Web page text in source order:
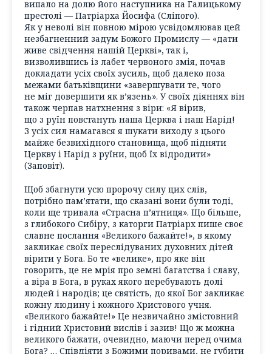
випало на долю його наступника на Галицькому
престолі — Патріарха Йосифа (Сліпого).
Як у неволі він повною мірою усвідомлював цей
незбагненний задум Божого Промислу — «дати
живе свідчення нашій Церкві», так і,
визволившись із лабет червоного змія, почав
докладати усіх своїх зусиль, щоб далеко поза
межами батьківщини «завершувати те, чого
не міг довершити як в’язень». У своїх діяннях він
також черпав натхнення з віри: «Я вірив,
що з руїн повстануть наша Церква і наш Нарід!
З усіх сил намагався я шукати виходу з цього
майже безвихідного становища, щоб підняти
Церкву і Нарід з руїни, щоб їх відродити»
(Заповіт).
Щоб збагнути усю пророчу силу цих слів,
потрібно пам’ятати, що сказані вони були тоді,
коли ще тривала «Страсна п’ятниця». Що більше,
з глибокого Сибіру, з каторги Патріарх пише своє
славне послання «Великого бажайте!», в якому
закликає своїх переслідуваних духовних дітей
вірити у Бога. Бо те «велике», про яке він
говорить, це не мрія про земні багатства і славу,
а віра в Бога, в руках якого перебувають долі
людей і народів; це святість, до якої Бог закликає
кожну людину і кожного Христового учня.
«Великого бажайте!» Це незвичайно змістовний
і гідний Христовий вислів і зазив! Що ж можна
великого бажати, очевидно, маючи перед очима
Бога? … Співдіяти з Божими поривами, не губити